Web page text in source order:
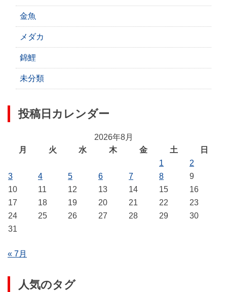
金魚
メダカ
錦鯉
未分類
投稿日カレンダー
2026年8月
月
火 水 木 金 土
日
1
2
3
4 5 6 7 8
9
10
11 12 13 14 15
16
17
18 19 20 21 22
23
24
25 26 27 28 29
30
31
« 7月
人気のタグ